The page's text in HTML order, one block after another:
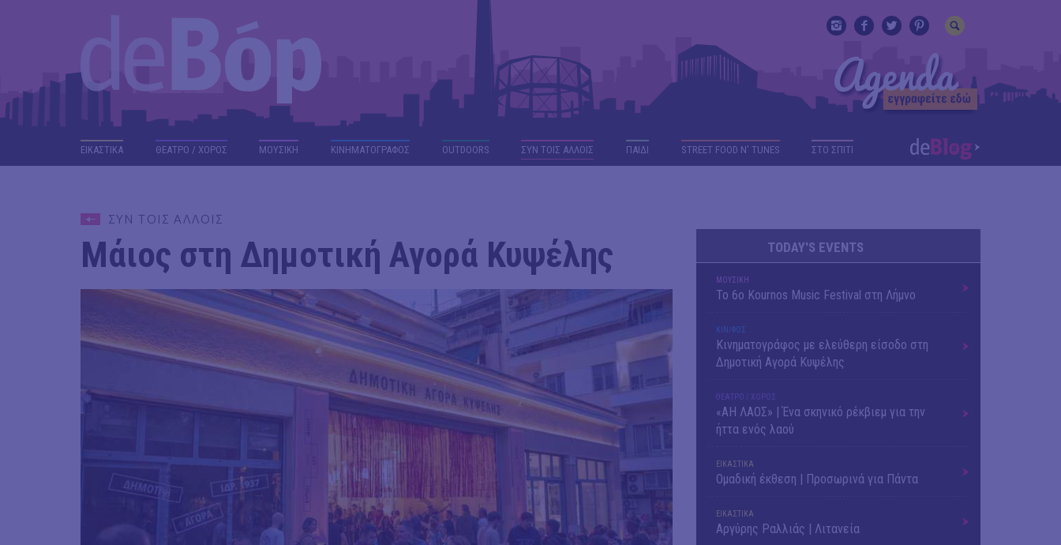
ΕΙΚΑΣΤΙΚΑ ΘΕΑΤΡΟ / ΧΟΡΟΣ ΜΟΥΣΙΚΗ ΚΙΝΗΜΑΤΟΓΡΑΦΟΣ OUTDΟORS ΣΥΝ ΤΟΙΣ ΑΛΛΟΙΣ ΠΑΙΔΙ STREET FOOD N' TUNES ΣΤΟ ΣΠΙΤΙ
ΣΥΝ ΤΟΙΣ ΑΛΛΟΙΣ
Μάιος στη Δημοτική Αγορά Κυψέλης TODAY'S EVENTS
ΜΟΥΣΙΚΗ
Το 6ο Kournos Music Festival στη Λήμνο
ΚΙΝ/ΦΟΣ
Κινηματογράφος με ελεύθερη είσοδο στη
Δημοτική Αγορά Κυψέλης
ΘΕΑΤΡΟ / ΧΟΡΟΣ
«ΑΗ ΛΑΟΣ» | Ένα σκηνικό ρέκβιεμ για την
ήττα ενός λαού
ΕΙΚΑΣΤΙΚΑ
Ομαδική έκθεση | Προσωρινά για Πάντα
ΕΙΚΑΣΤΙΚΑ
Αργύρης Ραλλιάς | Λιτανεία